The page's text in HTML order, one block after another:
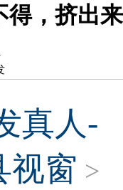
得，挤出来
真人-
视窗 >